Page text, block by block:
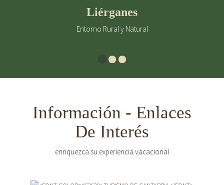
Liérganes
Entorno Rural y Natural
Información - Enlaces
De Interés
enriquezca su experiencia vacacional